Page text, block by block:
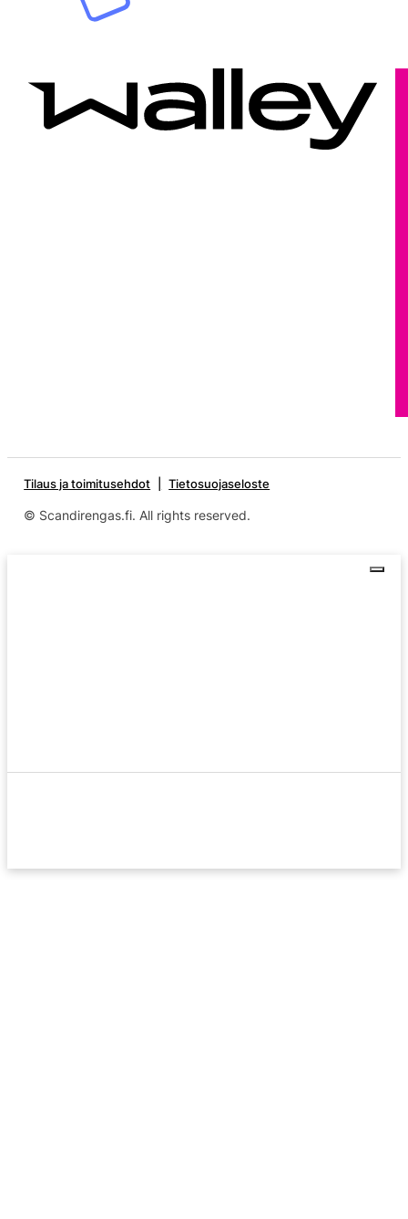
Tilaus ja toimitusehdot Tietosuojaseloste
© Scandirengas.fi. All rights reserved.